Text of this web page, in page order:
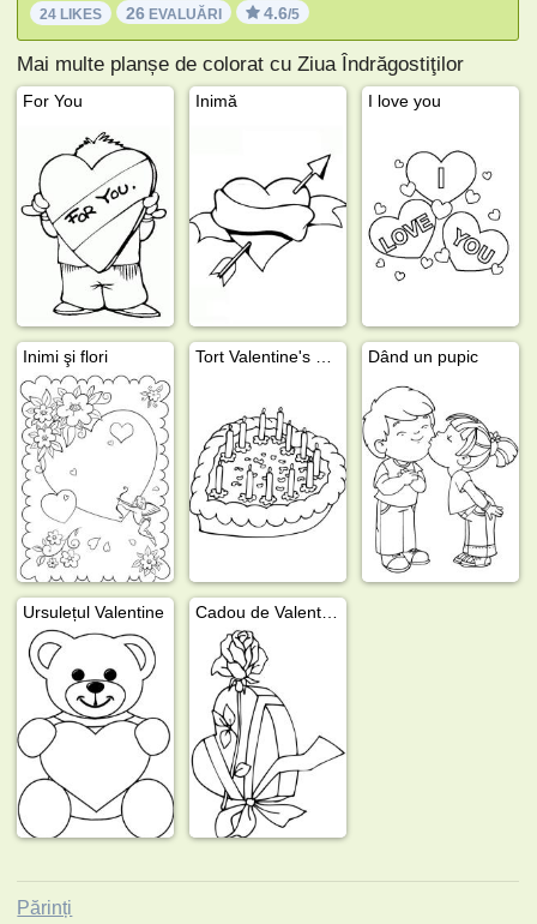
24 LIKES 26 EVALUĂRI 4.6/5
Mai multe planșe de colorat cu Ziua Îndrăgostiţilor
For You Inimă I love you
Inimi şi flori Dând un pupic
Ursulețul Valentine
Părinți